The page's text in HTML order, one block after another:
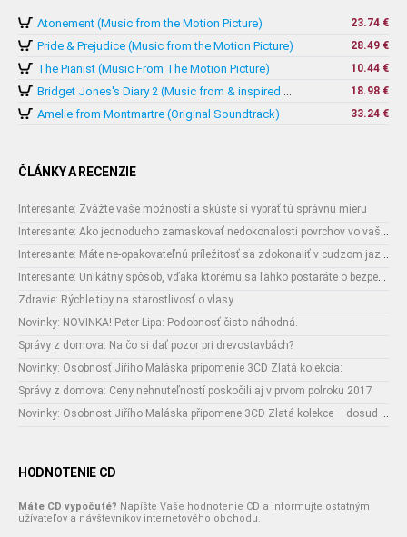
Atonement (Music from the Motion Picture) 23.74 €
Pride & Prejudice (Music from the Motion Picture) 28.49 €
The Pianist (Music From The Motion Picture)
10.44 €
Bridget Jones's Diary 2 (Music from & inspired by The Motion Picture)
18.98 €
Amelie from Montmartre (Original Soundtrack) 33.24 €
ČLÁNKY A RECENZIE
Interesante: Zvážte vaše možnosti a skúste si vybrať tú správnu mieru
Interesante: Ako jednoducho zamaskovať nedokonalosti povrchov vo vašom interiéri
Interesante: Máte ne-opakovateľnú príležitosť sa zdokonaliť v cudzom jazyku
Interesante: Unikátny spôsob, vďaka ktorému sa ľahko postaráte o bezpečnosť vašich zásielok
Zdravie: Rýchle tipy na starostlivosť o vlasy
Novinky: NOVINKA! Peter Lipa: Podobnosť čisto náhodná.
Správy z domova: Na čo si dať pozor pri drevostavbách?
Novinky: Osobnosť Jiřího Maláska pripomenie 3CD Zlatá kolekcia:
Správy z domova: Ceny nehnuteľností poskočili aj v prvom polroku 2017
Novinky: Osobnost Jiřího Maláska připomene 3CD Zlatá kolekce – dosud nejobsáhlejší soubor nahrávek legendárního umělce!
HODNOTENIE CD
Máte CD vypočuté? Napíšte Vaše hodnotenie CD a informujte ostatným
užívateľov a návštevníkov internetového obchodu.